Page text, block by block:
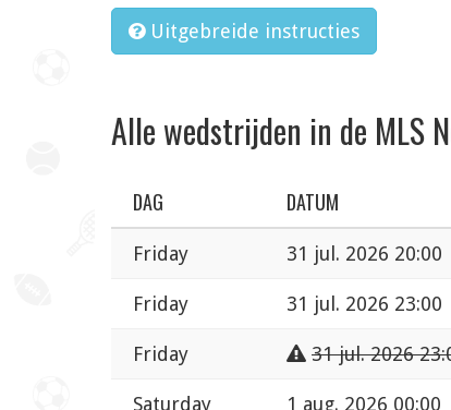
Uitgebreide instructies
Alle wedstrijden in de MLS
DAG DATUM
Friday 31 jul. 2026 20:00
Friday 31 jul. 2026 23:00
Friday 31 jul. 2026
Saturday 1 aug. 2026 00:00